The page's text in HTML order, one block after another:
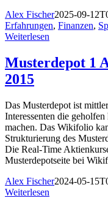
Alex Fischer2025-09-
Erfahrungen, Finanzen,
Weiterlesen
Musterdepot 1
2015
Das Musterdepot ist
Interessenten die
machen. Das Wikifolio
Strukturierung des
Die Real-Time
Musterdepotseite bei
Alex Fischer2024-05-
Weiterlesen